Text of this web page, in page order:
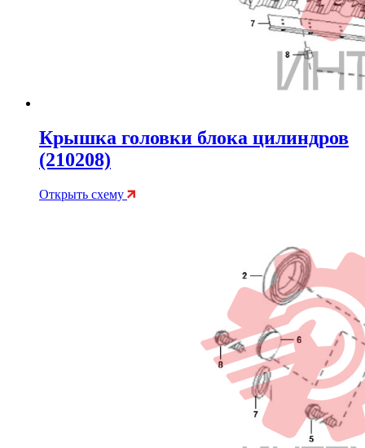
Крышка головки блока цилиндров
(210208)
Открыть схему